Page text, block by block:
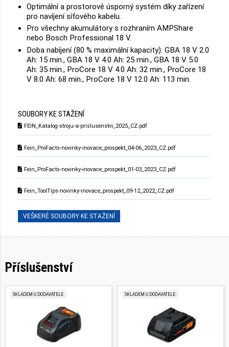
Optimální a prostorově úsporný systém díky zařízení
pro navíjení síťového kabelu.
Pro všechny akumulátory s rozhraním AMPShare
nebo Bosch Professional 18 V.
Doba nabíjení (80 % maximální kapacity): GBA 18 V 2.0
Ah: 15 min., GBA 18 V 4.0 Ah: 25 min., GBA 18 V 5.0
Ah: 35 min., ProCore 18 V 4.0 Ah: 32 min., ProCore 18
V 8.0 Ah: 68 min., ProCore 18 V 12.0 Ah: 113 min.
SOUBORY KE STAŽENÍ
FEIN_Katalog-stroju-a-prislusenstvi_2025_CZ.pdf
Fein_ProFacts-novinky-inovace_prospekt_04-06_2023_CZ.pdf
Fein_ProFacts-novinky-inovace_prospekt_01-03_2023_CZ.pdf
Fein_ToolTips-novinky-inovace_prospekt_09-12_2022_CZ.pdf
VEŠKERÉ SOUBORY KE STAŽENÍ
Příslušenství
SKLADEM U DODAVATELE SKLADEM U DODAVATELE